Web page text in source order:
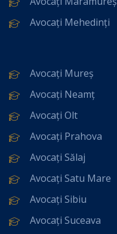
Avocați Mehedinți
Avocați Mureș
Avocați Neamț
Avocați Olt
Avocați Prahova
Avocați Sălaj
Avocați Satu Mare
Avocați Sibiu
Avocați Suceava